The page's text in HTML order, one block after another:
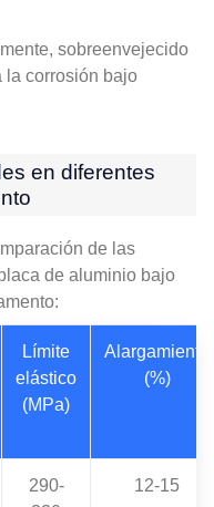
sobreenvejecido
la corrosión bajo
en diferentes
de las
de aluminio bajo
Límite
elástico
(MPa)
Alargamiento
(%)
290-
12-15